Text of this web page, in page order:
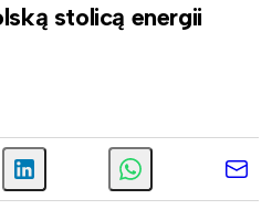
stolicą energii